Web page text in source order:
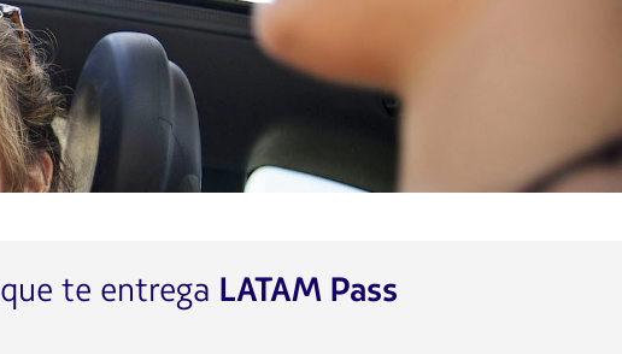
que te entrega LATAM Pass